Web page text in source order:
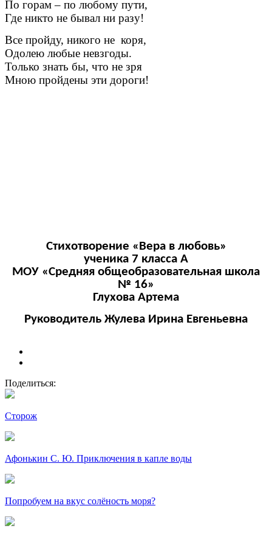
По горам – по любому пути,
Где никто не бывал ни разу!
Все пройду, никого не коря,
Одолею любые невзгоды.
Только знать бы, что не зря
Мною пройдены эти дороги!
Стихотворение «Вера в любовь»
ученика 7 класса А
МОУ «Средняя общеобразовательная школа
№ 16»
Глухова Артема
Руководитель Жулева Ирина Евгеньевна
Поделиться:
Сторож
Афонькин С. Ю. Приключения в капле воды
Попробуем на вкус солёность моря?